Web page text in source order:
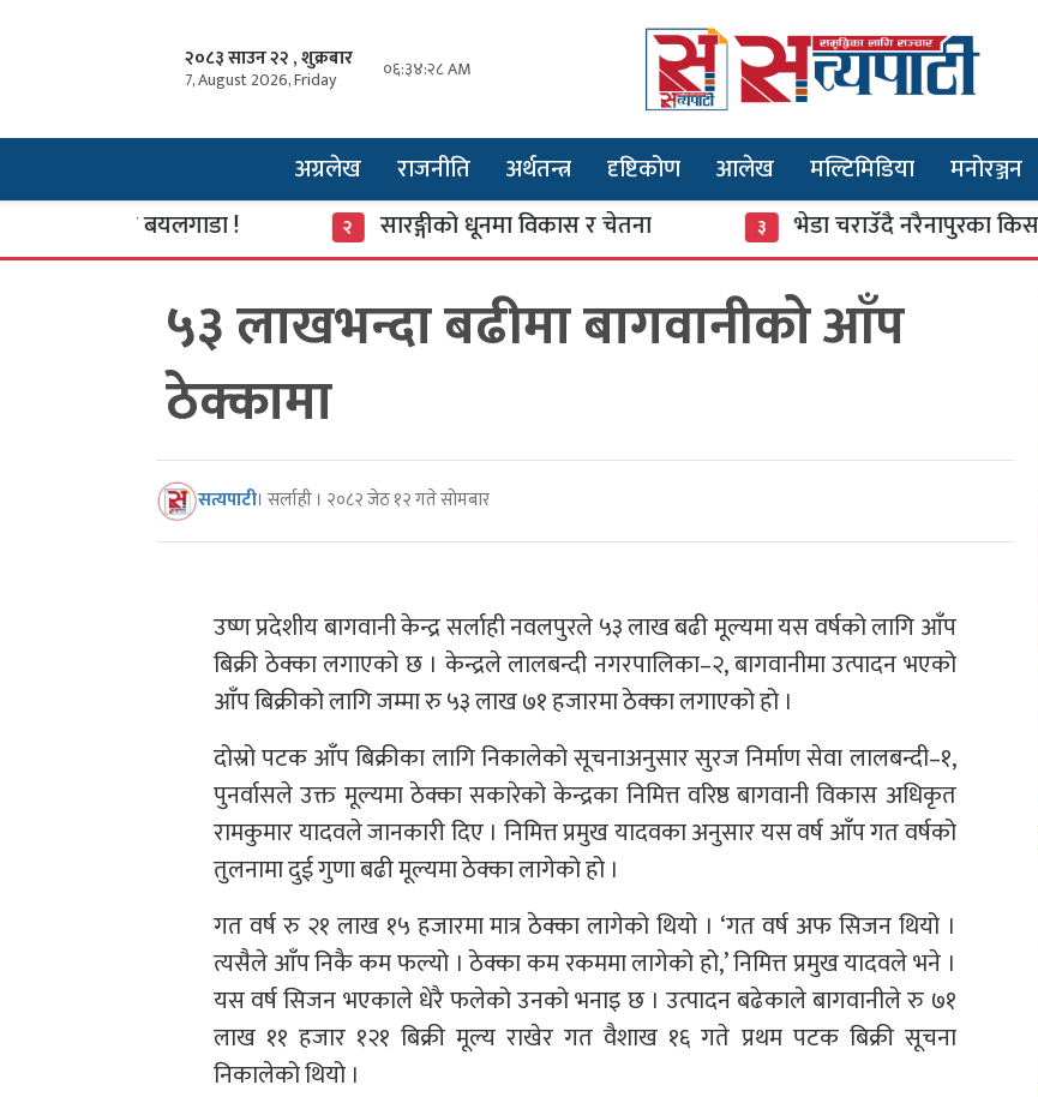
२०८३ साउन २२ , शुक्रबार
7, August 2026, Friday ०६:३४:२९ AM
अग्रलेख राजनीति अर्थतन्त्र दृष्टिकोण आलेख मल्टिमिडिया मनोरञ्जन
बयलगाडा ! सारङ्गीको धूनमा विकास र चेतना भेडा चराउँदै नरैनापुरका किसान
५३ लाखभन्दा बढीमा बागवानीको आँप
ठेक्कामा
सत्यपाटी। सर्लाही । २०८२ जेठ १२ गते सोमबार
उष्ण प्रदेशीय बागवानी केन्द्र सर्लाही नवलपुरले ५३ लाख बढी मूल्यमा यस वर्षको लागि आँप
बिक्री ठेक्का लगाएको छ । केन्द्रले लालबन्दी नगरपालिका–२, बागवानीमा उत्पादन भएको
आँप बिक्रीको लागि जम्मा रु ५३ लाख ७१ हजारमा ठेक्का लगाएको हो ।
दोस्रो पटक आँप बिक्रीका लागि निकालेको सूचनाअनुसार सुरज निर्माण सेवा लालबन्दी–१,
पुनर्वासले उक्त मूल्यमा ठेक्का सकारेको केन्द्रका निमित्त वरिष्ठ बागवानी विकास अधिकृत
रामकुमार यादवले जानकारी दिए । निमित्त प्रमुख यादवका अनुसार यस वर्ष आँप गत वर्षको
तुलनामा दुई गुणा बढी मूल्यमा ठेक्का लागेको हो ।
गत वर्ष रु २१ लाख १५ हजारमा मात्र ठेक्का लागेको थियो । ‘गत वर्ष अफ सिजन थियो ।
त्यसैले आँप निकै कम फल्यो । ठेक्का कम रकममा लागेको हो,’ निमित्त प्रमुख यादवले भने ।
यस वर्ष सिजन भएकाले धेरै फलेको उनको भनाइ छ । उत्पादन बढेकाले बागवानीले रु ७१
लाख ११ हजार १२१ बिक्री मूल्य राखेर गत वैशाख १६ गते प्रथम पटक बिक्री सूचना
निकालेको थियो ।